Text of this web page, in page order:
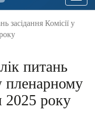
засідання Комісії у
питань
пленарному
2025 року